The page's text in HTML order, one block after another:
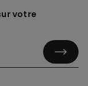
votre